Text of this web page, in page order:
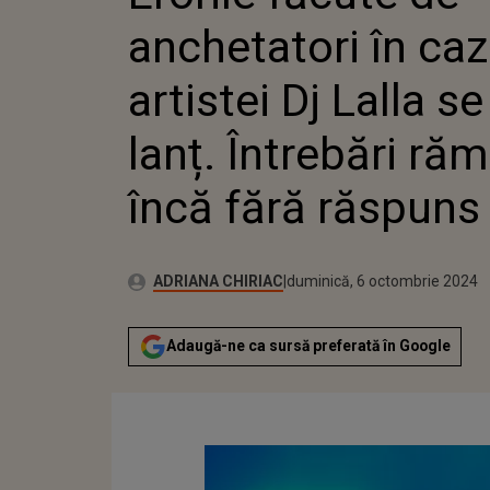
LALLA
ÎNCĂ
anchetatori în
artistei Dj Lalla
lanț. Întrebări
încă fără răspuns
Autor:ADRIANA CHIRIACPublicat:
vineri, 6 octombrie 2023
Actualizat:
duminică, 6 octombrie 2024
Adaugă-ne ca sursă preferată în Google